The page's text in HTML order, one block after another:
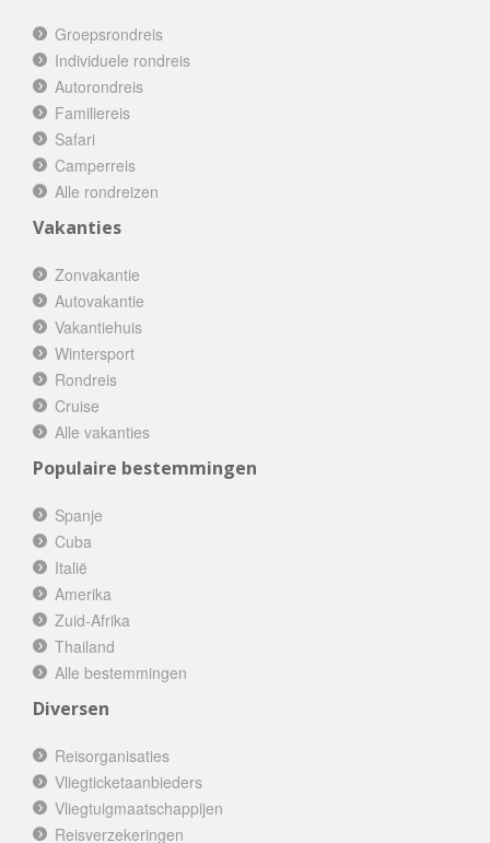
Groepsrondreis
Individuele rondreis
Autorondreis
Familiereis
Safari
Camperreis
Alle rondreizen
Vakanties
Zonvakantie
Autovakantie
Vakantiehuis
Wintersport
Rondreis
Cruise
Alle vakanties
Populaire bestemmingen
Spanje
Cuba
Italië
Amerika
Zuid-Afrika
Thailand
Alle bestemmingen
Diversen
Reisorganisaties
Vliegticketaanbieders
Vliegtuigmaatschappijen
Reisverzekeringen